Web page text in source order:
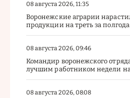
08 августа 2026, 11:35
Воронежские аграрии
продукции на треть за полгода
08 августа 2026, 09:46
Командир воронежского
лучшим работником недели
08 августа 2026, 08:08